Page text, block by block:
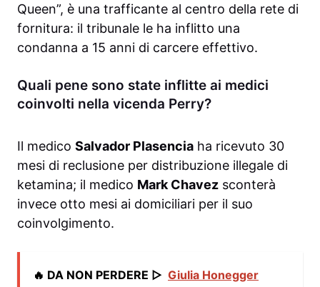
Queen”, è una trafficante al centro della rete di
fornitura: il tribunale le ha inflitto una
condanna a 15 anni di carcere effettivo.
Quali pene sono state inflitte ai medici
coinvolti nella vicenda Perry?
Il medico Salvador Plasencia ha ricevuto 30
mesi di reclusione per distribuzione illegale di
ketamina; il medico Mark Chavez sconterà
invece otto mesi ai domiciliari per il suo
coinvolgimento.
🔥 DA NON PERDERE ▷ Giulia Honegger